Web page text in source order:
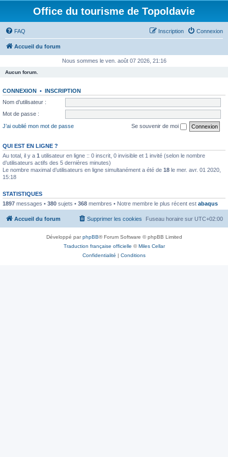
Office du tourisme de Topoldavie
FAQ Connexion
Inscription
Accueil du forum
Nous sommes le ven. août 07 2026, 21:16
Aucun forum.
CONNEXION • INSCRIPTION
Nom d’utilisateur :
Mot de passe :
J’ai oublié mon mot de passe
Se souvenir de moi
QUI EST EN LIGNE ?
Au total, il y a 1 utilisateur en ligne :: 0 inscrit, 0 invisible et 1 invité (selon le nombre
d’utilisateurs actifs des 5 dernières minutes)
Le nombre maximal d’utilisateurs en ligne simultanément a été de 18 le mer. avr. 01 2020,
15:18
STATISTIQUES
1897 messages • 380 sujets • 368 membres • Notre membre le plus récent est abaqus
Accueil du forum Fuseau horaire sur UTC+02:00
Supprimer les cookies
Développé parphpBB® Forum Software © phpBB Limited
Traduction française officielle ©Miles Cellar
Confidentialité | Conditions